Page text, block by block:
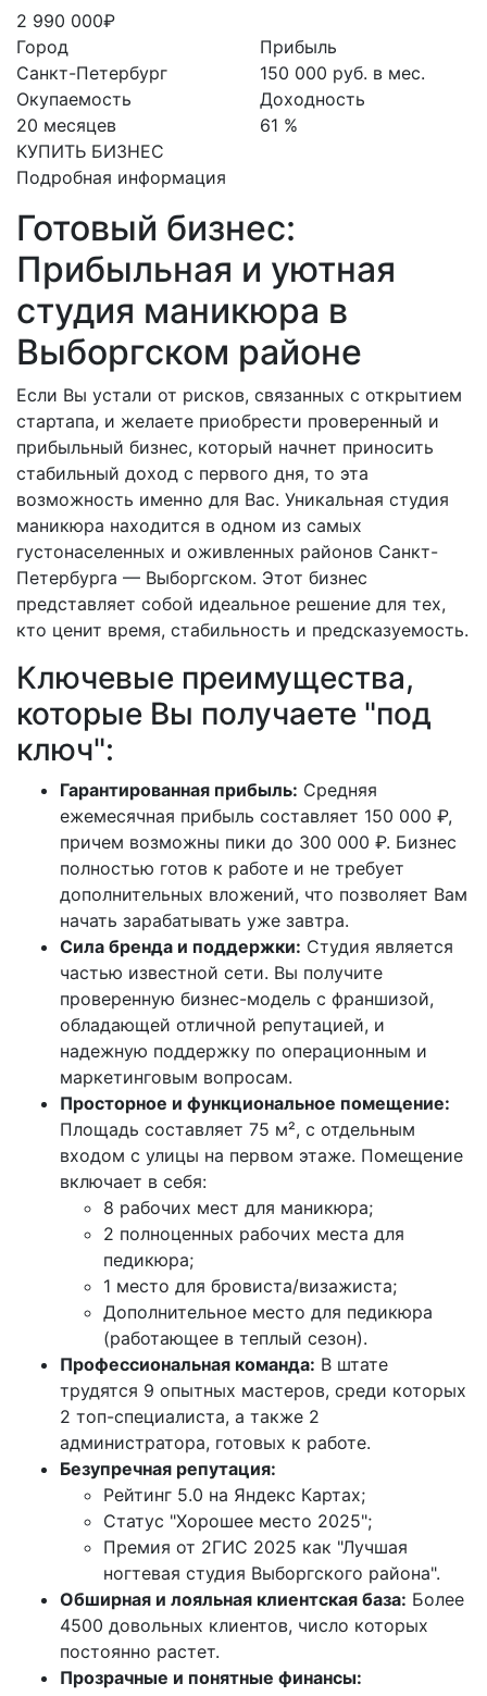
2 990 000₽
Город
Санкт-Петербург
Окупаемость
20 месяцев
КУПИТЬ БИЗНЕС
Прибыль
150 000 руб. в мес.
Доходность
61 %
Подробная информация
Готовый бизнес:
Прибыльная и уютная
студия маникюра в
Выборгском районе
Если Вы устали от рисков, связанных с открытием
стартапа, и желаете приобрести проверенный и
прибыльный бизнес, который начнет приносить
стабильный доход с первого дня, то эта
возможность именно для Вас. Уникальная студия
маникюра находится в одном из самых
густонаселенных и оживленных районов Санкт-
Петербурга — Выборгском. Этот бизнес
представляет собой идеальное решение для тех,
кто ценит время, стабильность и предсказуемость.
Ключевые преимущества,
которые Вы получаете "под
ключ":
Гарантированная прибыль: Средняя
ежемесячная прибыль составляет 150 000 ₽,
причем возможны пики до 300 000 ₽. Бизнес
полностью готов к работе и не требует
дополнительных вложений, что позволяет Вам
начать зарабатывать уже завтра.
Сила бренда и поддержки: Студия является
частью известной сети. Вы получите
проверенную бизнес-модель с франшизой,
обладающей отличной репутацией, и
надежную поддержку по операционным и
маркетинговым вопросам.
Просторное и функциональное помещение:
Площадь составляет 75 м², с отдельным
входом с улицы на первом этаже. Помещение
включает в себя:
8 рабочих мест для маникюра;
2 полноценных рабочих места для
педикюра;
1 место для бровиста/визажиста;
Дополнительное место для педикюра
(работающее в теплый сезон).
Профессиональная команда: В штате
трудятся 9 опытных мастеров, среди которых
2 топ-специалиста, а также 2
администратора, готовых к работе.
Безупречная репутация:
Рейтинг 5.0 на Яндекс Картах;
Статус "Хорошее место 2025";
Премия от 2ГИС 2025 как "Лучшая
ногтевая студия Выборгского района".
Обширная и лояльная клиентская база: Более
4500 довольных клиентов, число которых
постоянно растет.
Прозрачные и понятные финансы: